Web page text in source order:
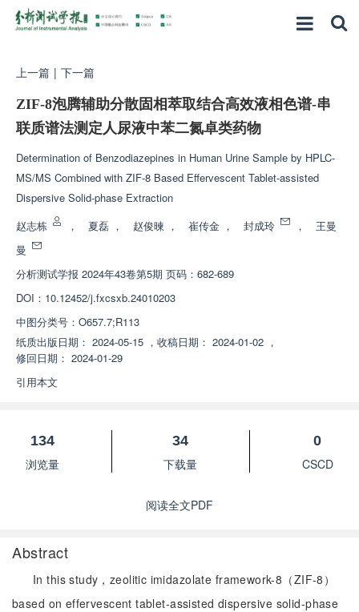
上一篇 | 下一篇
ZIF-8泡腾辅助分散固相萃取结合高效液相色谱-串
联质谱法测定人尿液中苯二氮卓类药物
Determination of Benzodiazepines in Human Urine Sample by HPLC-
MS/MS Combined with ZIF-8 Based Effervescent Tablet-assisted
Dispersive Solid-phase Extraction
赵志栋
， 夏磊 ， 赵俊暕 ， 崔传金 ， 封成玲 ，
王曼
曼
分析测试学报 2024年43卷第5期 页码：682-689
DOI： 10.12452/j.fxcsxb.24010203
中图分类号： O657.7;R113
纸质出版日期： 2024-05-15 ， 收稿日期： 2024-01-02 ，
修回日期： 2024-01-29
引用本文
134
浏览量
34
下载量
0
CSCD
阅读全文PDF
Abstract
In this study，zeolitic imidazolate framework-8（ZIF-8）
based on effervescent tablet-assisted dispersive solid-phase